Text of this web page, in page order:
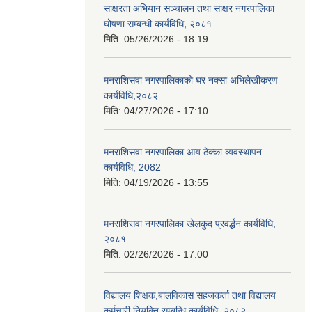
साक्षरता अभियान सञ्चालन तथा साक्षर नगरपालिका
घोषणा सम्बन्धी कार्यविधि, २०८१
मिति: 05/26/2026 - 18:19
मनराशिसवा नगरपालिकाको घर नक्सा अभिलेखीकरण
कार्यविधि,२०८२
मिति: 04/27/2026 - 17:10
मनराशिसवा नगरपालिका आय ठेक्का व्यवस्थापन
कार्यविधि, 2082
मिति: 04/19/2026 - 13:55
मनराशिसवा नगरपालिका खेलकुद प्रवर्द्धन कार्यविधि,
२०८१
मिति: 02/26/2026 - 17:00
विद्यालय शिक्षक,बालविकास सहजकर्ता तथा विद्यालय